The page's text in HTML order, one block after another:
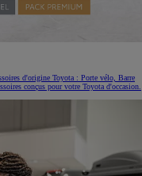
d'origine Toyota : Porte vélo, Barre
conçus pour votre Toyota d'occasion.